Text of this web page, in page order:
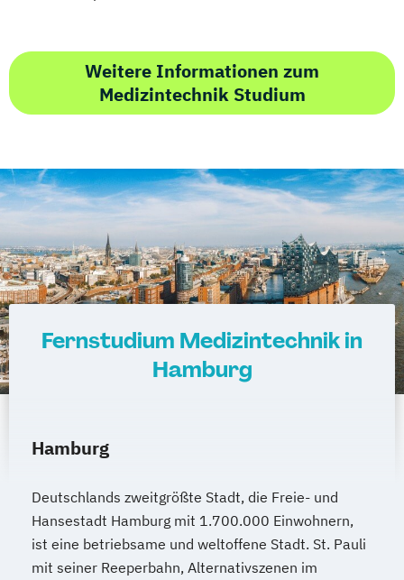
Weitere Informationen zum
Medizintechnik Studium
Fernstudium Medizintechnik in
Hamburg
Hamburg
Deutschlands zweitgrößte Stadt, die Freie- und
Hansestadt Hamburg mit 1.700.000 Einwohnern,
ist eine betriebsame und weltoffene Stadt. St. Pauli
mit seiner Reeperbahn, Alternativszenen im